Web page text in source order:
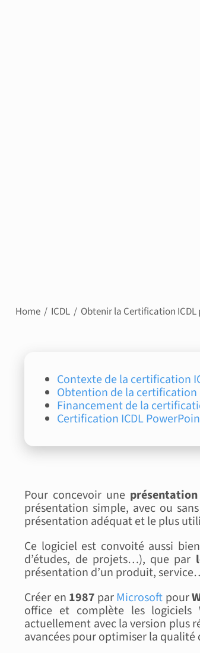
Home ICDL Obtenir la Certification
Contexte de la certification
Obtention de la certification
Financement de la
Certification ICDL
Pour concevoir une
présentation simple, avec ou
présentation adéquat et le plus
Ce logiciel est convoité aussi
d’études, de projets…), que par
présentation d’un produit,
Créer en 1987 parMicrosoft pour
office et complète les logiciels
actuellement avec la version plus
avancées pour optimiser la qualité